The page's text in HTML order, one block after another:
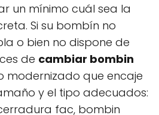
un mínimo cuál sea la
Si su bombín no
o bien no dispone de
de cambiar bombin
modernizado que encaje
y el tipo adecuados:
fac, bombin